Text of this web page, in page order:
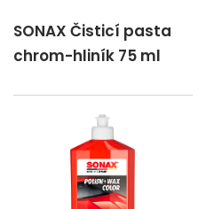
SONAX Čisticí pasta
chrom-hliník 75 ml